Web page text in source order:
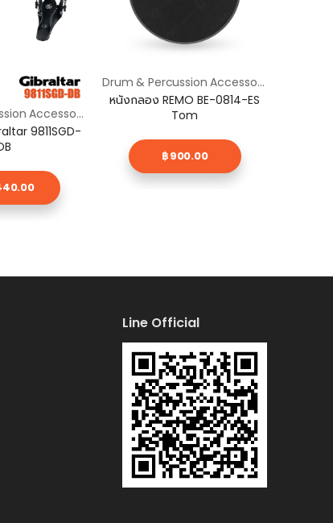
Drum & Percussion Accessories / อุปกรณ์กลองและเครื่องเพอร์คัชชัน
9811SGD-
Drum & Percussion Accessories / อุปกรณ์กลองและเครื่องเพอร์คัชชัน
หนังกลอง REMO BE-0814-ES
Tom
฿ 900.00
Line Official